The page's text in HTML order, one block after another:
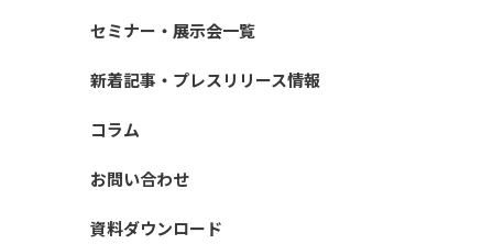
セミナー・展示会一覧
新着記事・プレスリリース情報
コラム
お問い合わせ
資料ダウンロード